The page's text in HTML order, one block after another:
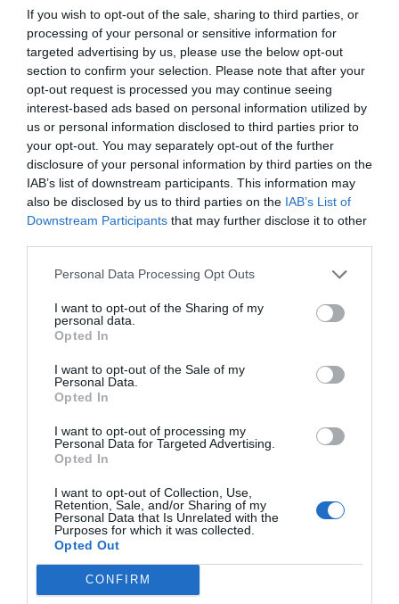
If you wish to opt-out of the sale, sharing to third parties, or
processing of your personal or sensitive information for
targeted advertising by us, please use the below opt-out
section to confirm your selection. Please note that after your
opt-out request is processed you may continue seeing
interest-based ads based on personal information utilized by
us or personal information disclosed to third parties prior to
your opt-out. You may separately opt-out of the further
disclosure of your personal information by third parties on the
IAB’s list of downstream participants. This information may
also be disclosed by us to third parties on the IAB’s List of
Downstream Participants that may further disclose it to other
Personal Data Processing Opt Outs
I want to opt-out of the Sharing of my
personal data.
Opted In
I want to opt-out of the Sale of my
Personal Data.
Opted In
I want to opt-out of processing my
Personal Data for Targeted Advertising.
Opted In
I want to opt-out of Collection, Use,
Retention, Sale, and/or Sharing of my
Personal Data that Is Unrelated with the
Purposes for which it was collected.
Opted Out
CONFIRM
eliminatoria con la necesidad de recuperar las buenas
sensaciones y reencontrarse con una victoria que le dé
energía positiva para el importante compromiso
liguero del domingo ante el Girona.